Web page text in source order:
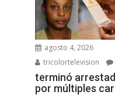
agosto 4, 2026
tricolortelevision
terminó
por múltiples